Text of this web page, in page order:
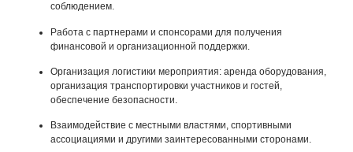
соблюдением.
Работа с партнерами и спонсорами для получения
финансовой и организационной поддержки.
Организация логистики мероприятия: аренда оборудования,
организация транспортировки участников и гостей,
обеспечение безопасности.
Взаимодействие с местными властями, спортивными
ассоциациями и другими заинтересованными сторонами.